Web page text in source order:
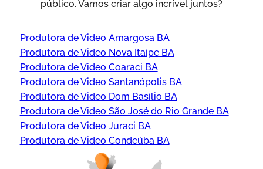
público. Vamos criar algo incrível juntos?
Produtora de Video Amargosa BA
Produtora de Video Nova Itaípe BA
Produtora de Video Coaraci BA
Produtora de Video Santanópolis BA
Produtora de Video Dom Basílio BA
Produtora de Video São José do Rio Grande BA
Produtora de Video Juraci BA
Produtora de Video Condeúba BA